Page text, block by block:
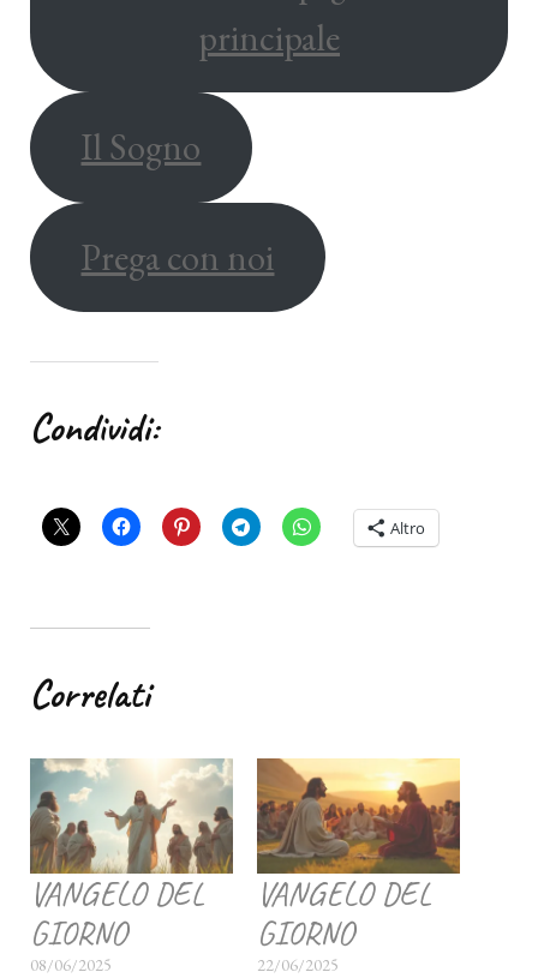
principale
Il Sogno
Prega con noi
Condividi:
Altro
Correlati
VANGELO DEL
GIORNO
08/06/2025
VANGELO DEL
GIORNO
22/06/2025